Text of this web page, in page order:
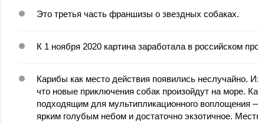
Это третья часть франшизы о звездных собаках.
К 1 ноября 2020 картина заработала в российском
Карибы как место действия появились неслучайно.
что новые приключения собак произойдут на море.
подходящим для мультипликационного воплощения
ярким голубым небом и достаточно экзотичное.